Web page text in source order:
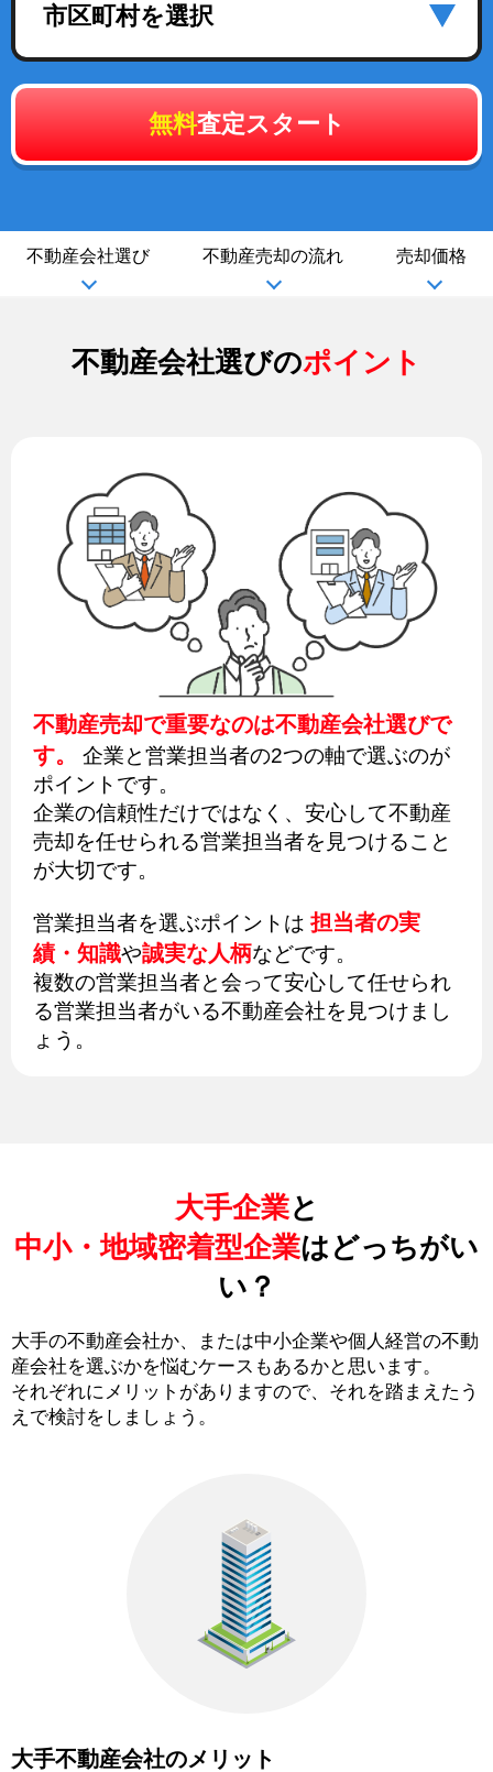
市区町村を選択
無料査定スタート
不動産会社選び 不動産売却の流れ 売却価格
不動産会社選びのポイント
不動産売却で重要なのは不動産会社選びで
す。
企業と営業担当者の2つの軸で選ぶのが
ポイントです。
企業の信頼性だけではなく、安心して不動産
売却を任せられる営業担当者を見つけること
が大切です。
営業担当者を選ぶポイントは 担当者の実
績・知識や誠実な人柄などです。
複数の営業担当者と会って安心して任せられ
る営業担当者がいる不動産会社を見つけまし
ょう。
大手企業と
中小・地域密着型企業はどっちがい
い？
大手の不動産会社か、または中小企業や個人経営の不動
産会社を選ぶかを悩むケースもあるかと思います。
それぞれにメリットがありますので、それを踏まえたう
えで検討をしましょう。
大手不動産会社のメリット